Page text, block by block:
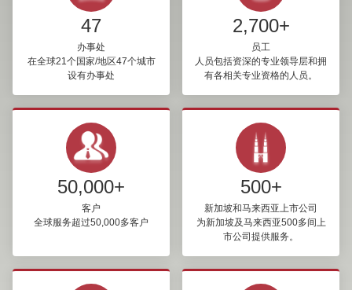
47
办事处
在全球21个国家/地区47个城市
设有办事处
2,700+
员工
人员包括资深的专业领导层和拥
有各相关专业资格的人员。
50,000+
客户
全球服务超过50,000多客户
500+
新加坡和马来西亚上市公司
为新加坡及马来西亚500多间上
市公司提供服务。